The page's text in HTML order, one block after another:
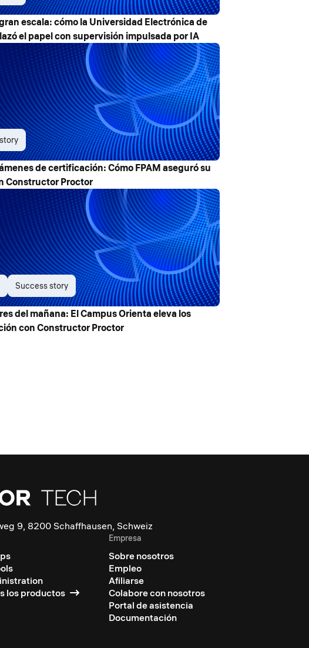
escala: cómo la Universidad Electrónica de
el papel con supervisión impulsada por IA
de certificación: Cómo FPAM aseguró su
Constructor Proctor
Success story
del mañana: El Campus Orienta eleva los
con Constructor Proctor
9, 8200 Schaffhausen, Schweiz
los productos
Empresa
Sobre nosotros
Empleo
Afiliarse
Colabore con nosotros
Portal de asistencia
Documentación